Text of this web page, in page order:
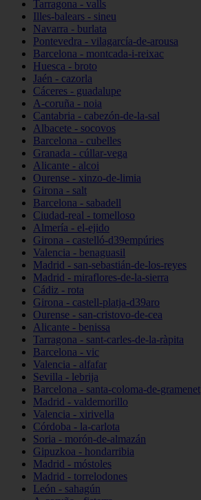
Tarragona - valls
Illes-balears - sineu
Navarra - burlata
Pontevedra - vilagarcía-de-arousa
Barcelona - montcada-i-reixac
Huesca - broto
Jaén - cazorla
Cáceres - guadalupe
A-coruña - noia
Cantabria - cabezón-de-la-sal
Albacete - socovos
Barcelona - cubelles
Granada - cúllar-vega
Alicante - alcoi
Ourense - xinzo-de-limia
Girona - salt
Barcelona - sabadell
Ciudad-real - tomelloso
Almería - el-ejido
Girona - castelló-d39empúries
Valencia - benaguasil
Madrid - san-sebastián-de-los-reyes
Madrid - miraflores-de-la-sierra
Cádiz - rota
Girona - castell-platja-d39aro
Ourense - san-cristovo-de-cea
Alicante - benissa
Tarragona - sant-carles-de-la-ràpita
Barcelona - vic
Valencia - alfafar
Sevilla - lebrija
Barcelona - santa-coloma-de-gramenet
Madrid - valdemorillo
Valencia - xirivella
Córdoba - la-carlota
Soria - morón-de-almazán
Gipuzkoa - hondarribia
Madrid - móstoles
Madrid - torrelodones
León - sahagún